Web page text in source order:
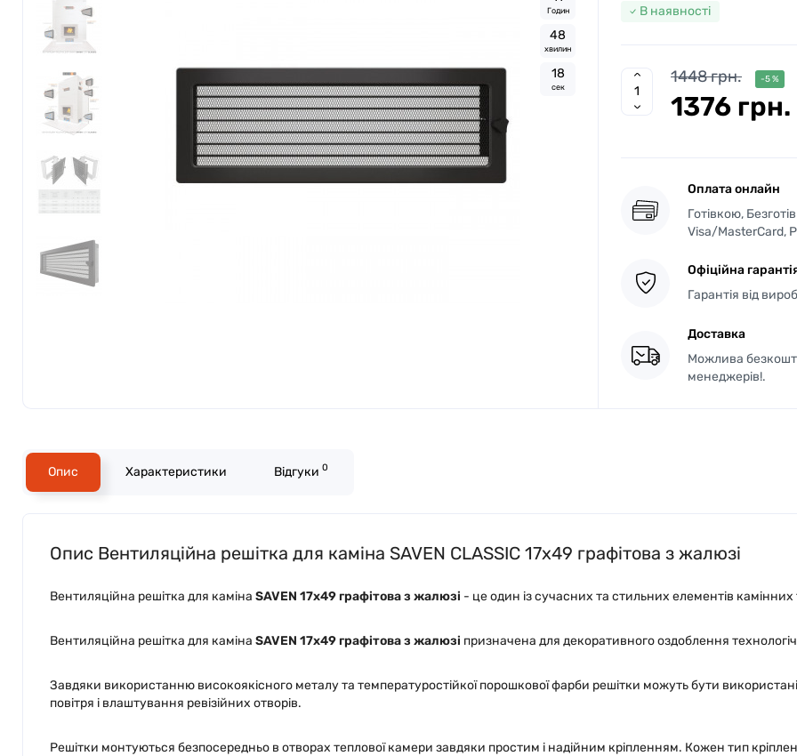
Годин
48
хвилин
17
сек
В наявності
1448 грн. -5 %
1376 грн.
Оплата онлайн
Готівкою,
Visa/MasterCard,
Офіційна
Гарантія від
Доставка
Можлива
менеджерів!.
Опис Характеристики Відгуки 0
Опис Вентиляційна решітка для каміна SAVEN CLASSIC 17х49 графітова з жалюзі
Вентиляційна решітка для каміна SAVEN 17х49 графітова з жалюзі - це один із сучасних та стильних елементів
Вентиляційна решітка для каміна SAVEN 17х49 графітова з жалюзі призначена для декоративного оздоблення
Завдяки використанню високоякісного металу та температуростійкої порошкової фарби решітки можуть бути
повітря і влаштування ревізійних отворів.
Решітки монтуються безпосередньо в отворах теплової камери завдяки простим і надійним кріпленням. Кожен тип